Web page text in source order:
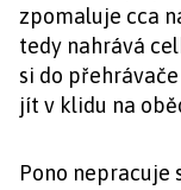
zpomaluje cca
tedy nahrává
si do
jít v klidu na
Pono nepracuje